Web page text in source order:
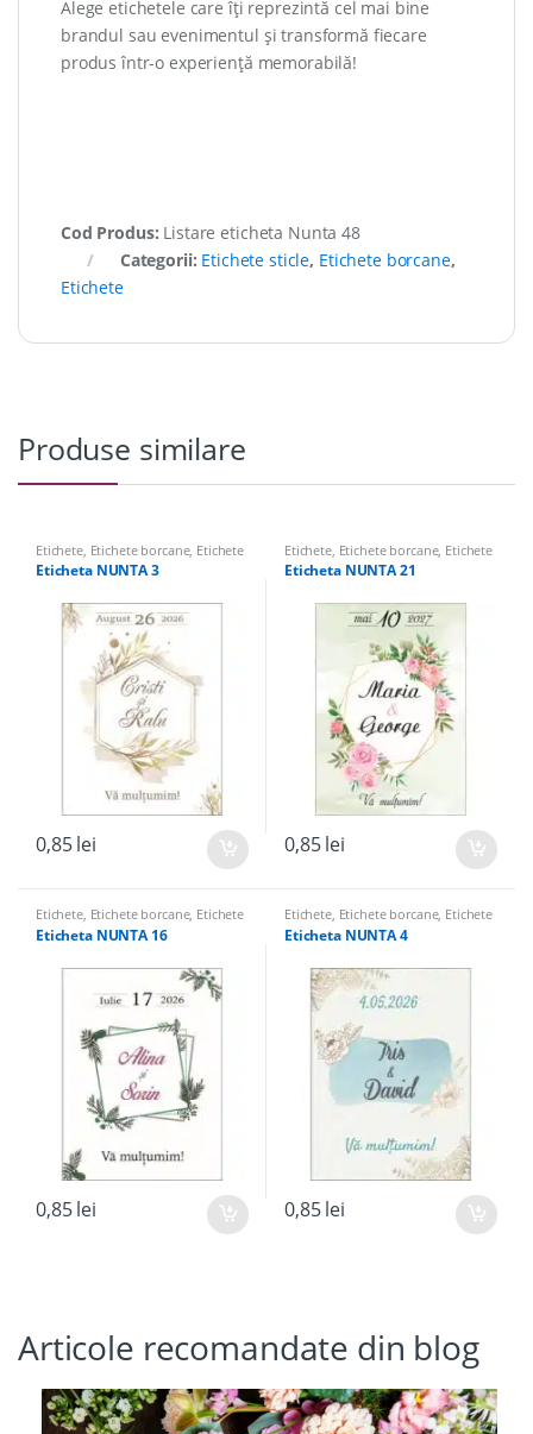
Alege etichetele care îți reprezintă cel mai bine
brandul sau evenimentul și transformă fiecare
produs într-o experiență memorabilă!
Cod Produs: Listare eticheta Nunta 48
Categorii: Etichete sticle, Etichete borcane,
Etichete
Produse similare
Etichete, Etichete borcane, Etichete
sticle
Eticheta NUNTA 3
0,85lei
Etichete, Etichete borcane, Etichete
sticle
Eticheta NUNTA 21
0,85lei
Etichete, Etichete borcane, Etichete
sticle
Eticheta NUNTA 16
0,85lei
Etichete, Etichete borcane, Etichete
sticle
Eticheta NUNTA 4
0,85lei
Articole recomandate din blog